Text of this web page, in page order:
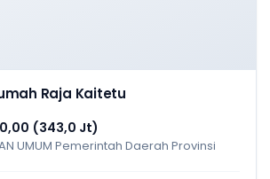
Raja Kaitetu
(343,0 Jt)
UMUM Pemerintah Daerah Provinsi